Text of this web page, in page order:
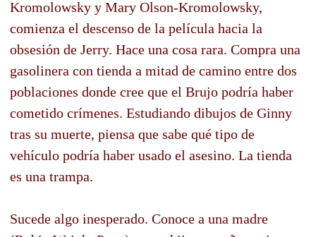
Kromolowsky y Mary Olson-Kromolowsky,
comienza el descenso de la película hacia la
obsesión de Jerry. Hace una cosa rara. Compra una
gasolinera con tienda a mitad de camino entre dos
poblaciones donde cree que el Brujo podría haber
cometido crímenes. Estudiando dibujos de Ginny
tras su muerte, piensa que sabe qué tipo de
vehículo podría haber usado el asesino. La tienda
es una trampa.
Sucede algo inesperado. Conoce a una madre